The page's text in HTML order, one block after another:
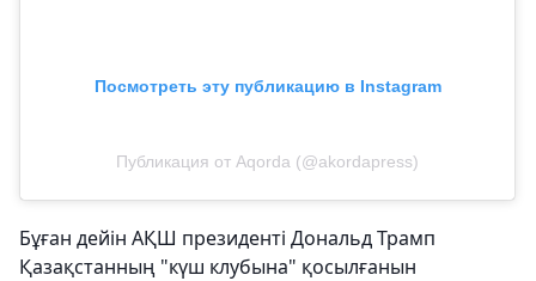
Посмотреть эту публикацию в Instagram
Публикация от Aqorda (@akordapress)
Бұған дейін АҚШ президенті Дональд Трамп
Қазақстанның "күш клубына" қосылғанын